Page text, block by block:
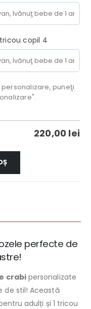
copil 4
puneţi
220,00 lei
perfecte de
crabipersonalizate
de stil! Această
adulți și 1 tricou